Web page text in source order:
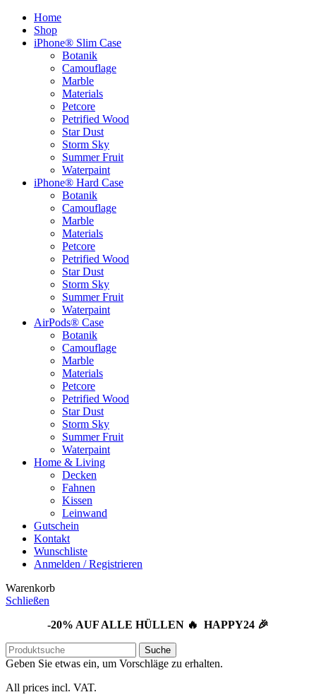
Home
Shop
iPhone® Slim Case
Botanik
Camouflage
Marble
Materials
Petcore
Petrified Wood
Star Dust
Storm Sky
Summer Fruit
Waterpaint
iPhone® Hard Case
Botanik
Camouflage
Marble
Materials
Petcore
Petrified Wood
Star Dust
Storm Sky
Summer Fruit
Waterpaint
AirPods® Case
Botanik
Camouflage
Marble
Materials
Petcore
Petrified Wood
Star Dust
Storm Sky
Summer Fruit
Waterpaint
Home & Living
Decken
Fahnen
Kissen
Leinwand
Gutschein
Kontakt
Wunschliste
Anmelden / Registrieren
Warenkorb
Schließen
-20% AUF ALLE HÜLLEN 🔥 HAPPY24 🎉
Suche
Geben Sie etwas ein, um Vorschläge zu erhalten.
All prices incl. VAT.